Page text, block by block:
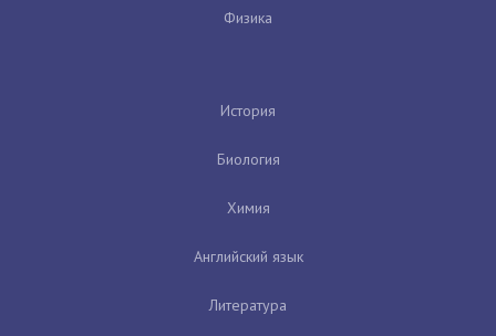
Физика
История
Биология
Химия
Английский язык
Литература